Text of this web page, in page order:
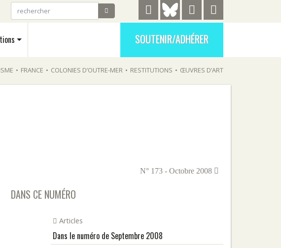
SOUTENIR/ADHÉRER
• FRANCE • COLONIES D’OUTRE-MER • RESTITUTIONS • ŒUVRES D’ART
N° 173 - Octobre 2008
DANS CE NUMÉRO
Articles
Dans le numéro de Septembre 2008